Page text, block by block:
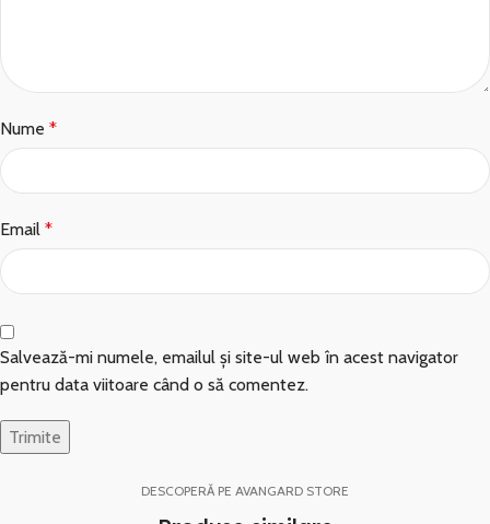
Nume *
Email *
Salvează-mi numele, emailul și site-ul web în acest navigator
pentru data viitoare când o să comentez.
DESCOPERĂ PE AVANGARD STORE